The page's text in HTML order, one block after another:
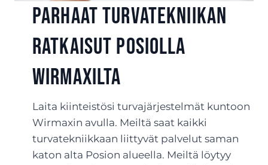
Parhaat turvatekniikan
ratkaisut Posiolla
Wirmaxilta
Laita kiinteistösi turvajärjestelmät kuntoon
Wirmaxin avulla. Meiltä saat kaikki
turvatekniikkaan liittyvät palvelut saman
katon alta Posion alueella. Meiltä löytyy